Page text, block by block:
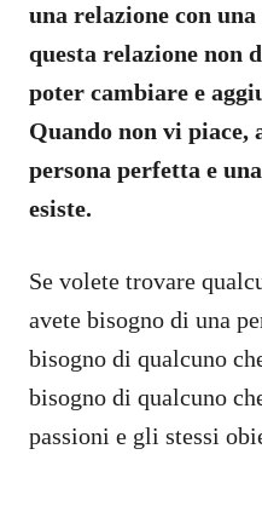
una relazione con
questa relazione non
poter cambiare e
Quando non vi piace,
persona perfetta e
esiste.
Se volete trovare
avete bisogno di una
bisogno di qualcuno
bisogno di qualcuno
passioni e gli stessi